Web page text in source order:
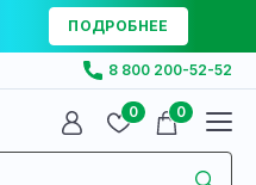
ПОДРОБНЕЕ
8 800 200-52-52
0 0